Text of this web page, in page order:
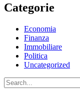
Categorie
Economia
Finanza
Immobiliare
Politica
Uncategorized